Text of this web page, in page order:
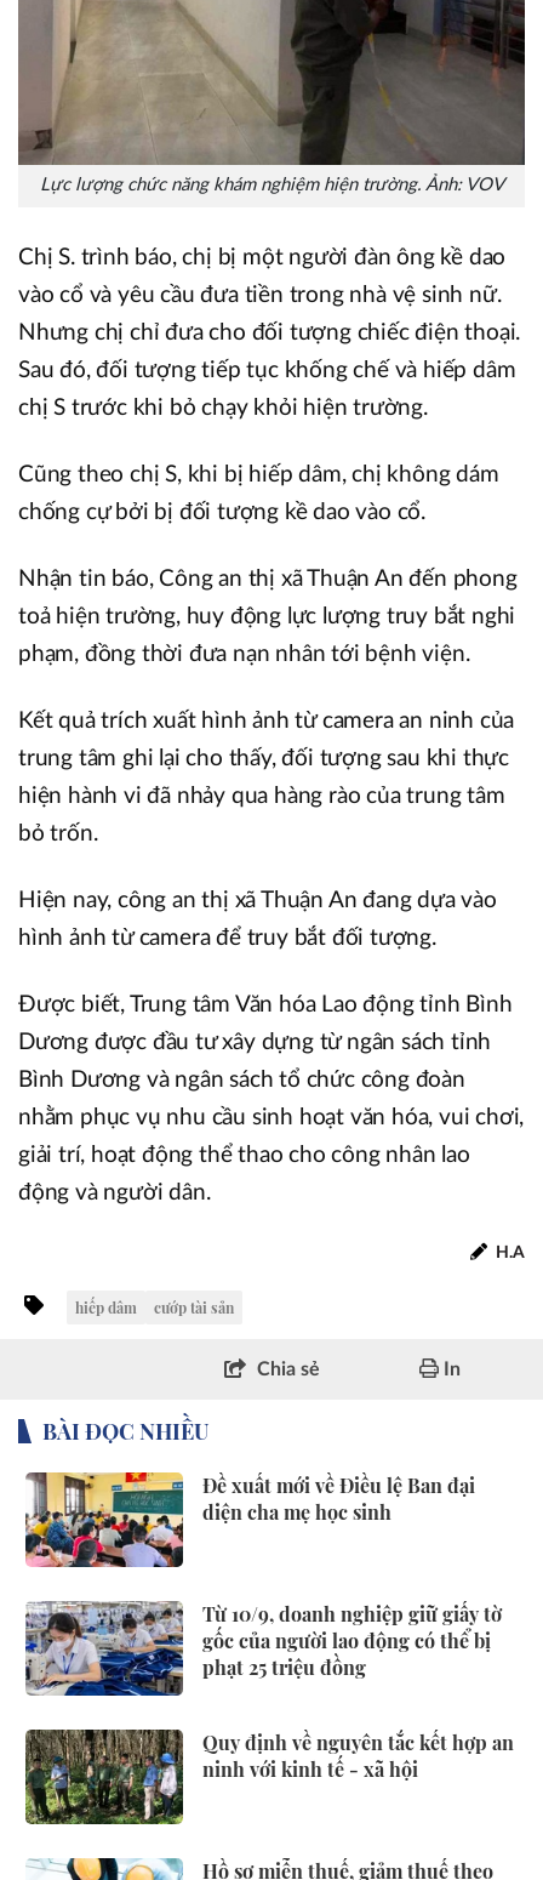
Lực lượng chức năng khám nghiệm hiện trường. Ảnh: VOV
Chị S. trình báo, chị bị một người đàn ông kề dao
vào cổ và yêu cầu đưa tiền trong nhà vệ sinh nữ.
Nhưng chị chỉ đưa cho đối tượng chiếc điện thoại.
Sau đó, đối tượng tiếp tục khống chế và hiếp dâm
chị S trước khi bỏ chạy khỏi hiện trường.
Cũng theo chị S, khi bị hiếp dâm, chị không dám
chống cự bởi bị đối tượng kề dao vào cổ.
Nhận tin báo, Công an thị xã Thuận An đến phong
toả hiện trường, huy động lực lượng truy bắt nghi
phạm, đồng thời đưa nạn nhân tới bệnh viện.
Kết quả trích xuất hình ảnh từ camera an ninh của
trung tâm ghi lại cho thấy, đối tượng sau khi thực
hiện hành vi đã nhảy qua hàng rào của trung tâm
bỏ trốn.
Hiện nay, công an thị xã Thuận An đang dựa vào
hình ảnh từ camera để truy bắt đối tượng.
Được biết, Trung tâm Văn hóa Lao động tỉnh Bình
Dương được đầu tư xây dựng từ ngân sách tỉnh
Bình Dương và ngân sách tổ chức công đoàn
nhằm phục vụ nhu cầu sinh hoạt văn hóa, vui chơi,
giải trí, hoạt động thể thao cho công nhân lao
động và người dân.
H.A
hiếp dâm cướp tài sản
Chia sẻ In
BÀI ĐỌC NHIỀU
Đề xuất mới về Điều lệ Ban đại
diện cha mẹ học sinh
Từ 10/9, doanh nghiệp giữ giấy tờ
gốc của người lao động có thể bị
phạt 25 triệu đồng
Quy định về nguyên tắc kết hợp an
ninh với kinh tế - xã hội
Hồ sơ miễn thuế, giảm thuế theo